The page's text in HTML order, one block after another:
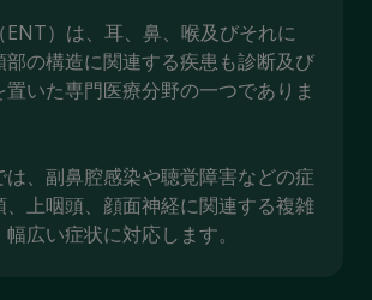
ENT）は、耳、鼻、喉及びそれに
部の構造に関連する疾患も診断及び
いた専門医療分野の一つでありま
、副鼻腔感染や聴覚障害などの症
、上咽頭、顔面神経に関連する複雑
広い症状に対応します。